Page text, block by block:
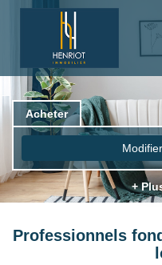
Acheter
+
Professionnels